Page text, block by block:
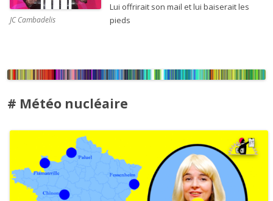
JC Cambadelis
Lui offrirait son mail et lui baiserait les
pieds
# Météo nucléaire